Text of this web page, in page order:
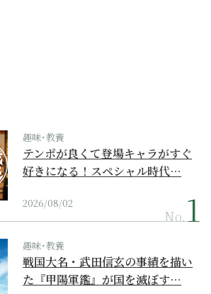
趣味･教養
テンポが良くて登場キャラがすぐ
好きになる！スペシャル時代…
2026/08/02
No.
趣味･教養
戦国大名・武田信玄の事績を描い
た『甲陽軍鑑』が国を滅ぼす…